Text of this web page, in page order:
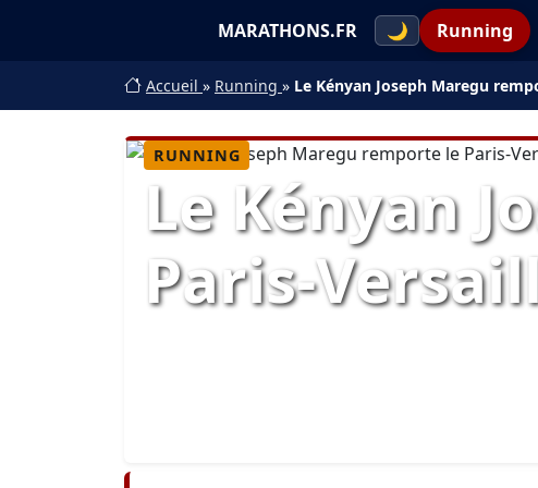
MARATHONS.FR 🌙 Running
Accueil » Running » Le Kényan Joseph Maregu
RUNNING
Le Kényan
Paris-